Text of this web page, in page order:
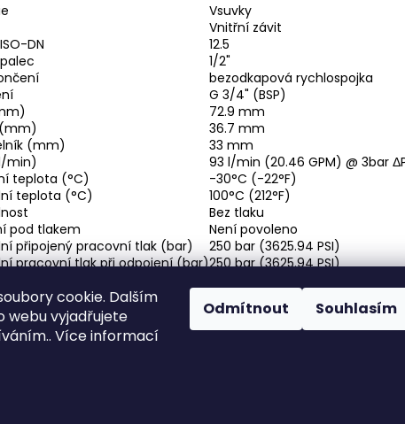
cookie. Dalším
webu vyjadřujete
Více informací
Odmítnout Souhlasím
Vsuvky
Vnitřní závit
DN
12.5
1/2"
bezodkapová rychlospojka
G 3/4" (BSP)
72.9 mm
36.7 mm
(mm)
33 mm
min)
93 l/min (20.46 GPM) @ 3bar
teplota (°C)
-30°C (-22°F)
teplota (°C)
100°C (212°F)
Bez tlaku
pod tlakem
Není povoleno
připojený pracovní tlak (bar)
250 bar (3625.94 PSI)
pracovní tlak při odpojení (bar)250 bar (3625.94 PSI)
roztržení rozpojeno (bar)
1200 bar (17404.53 PSI)
Ocel
úprava
Zinek-nikl
těsnění